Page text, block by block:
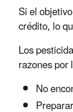
Si el
crédito, lo
Los
razones
No